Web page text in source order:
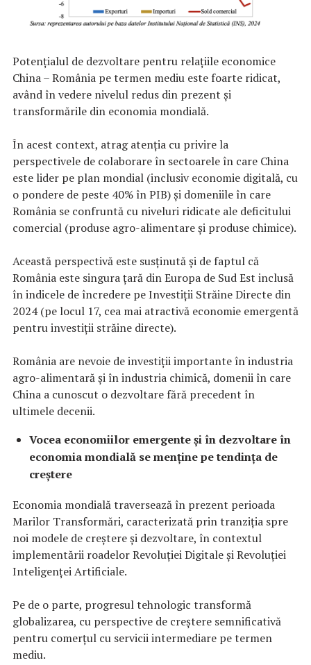
Potențialul de dezvoltare pentru relațiile economice
China – România pe termen mediu este foarte ridicat,
având în vedere nivelul redus din prezent și
transformările din economia mondială.
În acest context, atrag atenția cu privire la
perspectivele de colaborare în sectoarele în care China
este lider pe plan mondial (inclusiv economie digitală, cu
o pondere de peste 40% în PIB) și domeniile în care
România se confruntă cu niveluri ridicate ale deficitului
comercial (produse agro-alimentare și produse chimice).
Această perspectivă este susținută și de faptul că
România este singura țară din Europa de Sud Est inclusă
în indicele de încredere pe Investiții Străine Directe din
2024 (pe locul 17, cea mai atractivă economie emergentă
pentru investiții străine directe).
România are nevoie de investiții importante în industria
agro-alimentară și în industria chimică, domenii în care
China a cunoscut o dezvoltare fără precedent în
ultimele decenii.
Vocea economiilor emergente și în dezvoltare în
economia mondială se menține pe tendința de
creștere
Economia mondială traversează în prezent perioada
Marilor Transformări, caracterizată prin tranziția spre
noi modele de creștere și dezvoltare, în contextul
implementării roadelor Revoluției Digitale și Revoluției
Inteligenței Artificiale.
Pe de o parte, progresul tehnologic transformă
globalizarea, cu perspective de creștere semnificativă
pentru comerțul cu servicii intermediare pe termen
mediu.